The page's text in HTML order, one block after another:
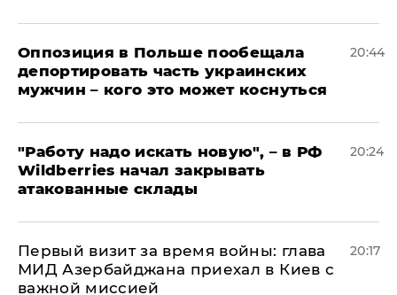
Оппозиция в Польше пообещала
депортировать часть украинских
мужчин – кого это может коснуться
20:44
"Работу надо искать новую", – в РФ
Wildberries начал закрывать
атакованные склады
20:24
Первый визит за время войны: глава
МИД Азербайджана приехал в Киев с
важной миссией
20:17